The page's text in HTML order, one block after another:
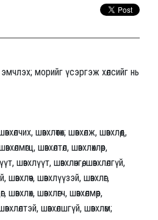
эмчлэх; морийг үсэргэж хөлсийг нь
шөвхлөөтөх; шөвхөлж, шөвхлөөд,
шөвхөлтөл, шөвхлөхлөөр,
шөвхлүүт, шөвхлөнгөө, шөвхлөлгүй,
шөвхлөөч, шөвхлүүзэй, шөвхлөг,
шөвхлөх, шөвхлөгч, шөвхөлмөөр,
шөвхөлшгүй, шөвхлөм;